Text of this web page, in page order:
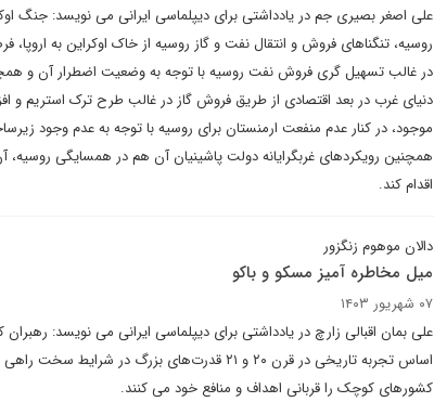
علی اصغر بصیری جم در یادداشتی برای دیپلماسی ایرانی می نویسد: جنگ
روسیه، تنگناهای فروش و انتقال نفت و گاز روسیه از خاک اوکراین به
در غالب تسهیل گری فروش نفت روسیه با توجه به وضعیت اضطرار آن و
دنیای غرب در بعد اقتصادی از طریق فروش گاز در غالب طرح ترک استریم و
موجود، در کنار عدم منفعت ارمنستان برای روسیه با توجه به عدم وجود
همچنین رویکردهای غربگرایانه دولت پاشینیان آن هم در همسایگی روسیه،
اقدام کند.
دالان موهوم زنگزور
میل مخاطره آمیز مسکو و باکو
۰۷ شهریور ۱۴۰۳
علی بمان اقبالی زارچ در یادداشتی برای دیپلماسی ایرانی می نویسد: رهبران
اساس تجربه تاریخی در قرن ۲۰ و ۲۱ قدرت‌های بزرگ
کشورهای کوچک را قربانی اهداف و منافع خود می کنند.